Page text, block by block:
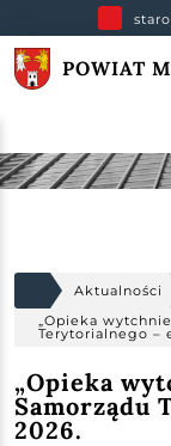
POWIAT
Aktualności
„Opieka
Terytorialnego –
„Opieka
Samorządu
2026.